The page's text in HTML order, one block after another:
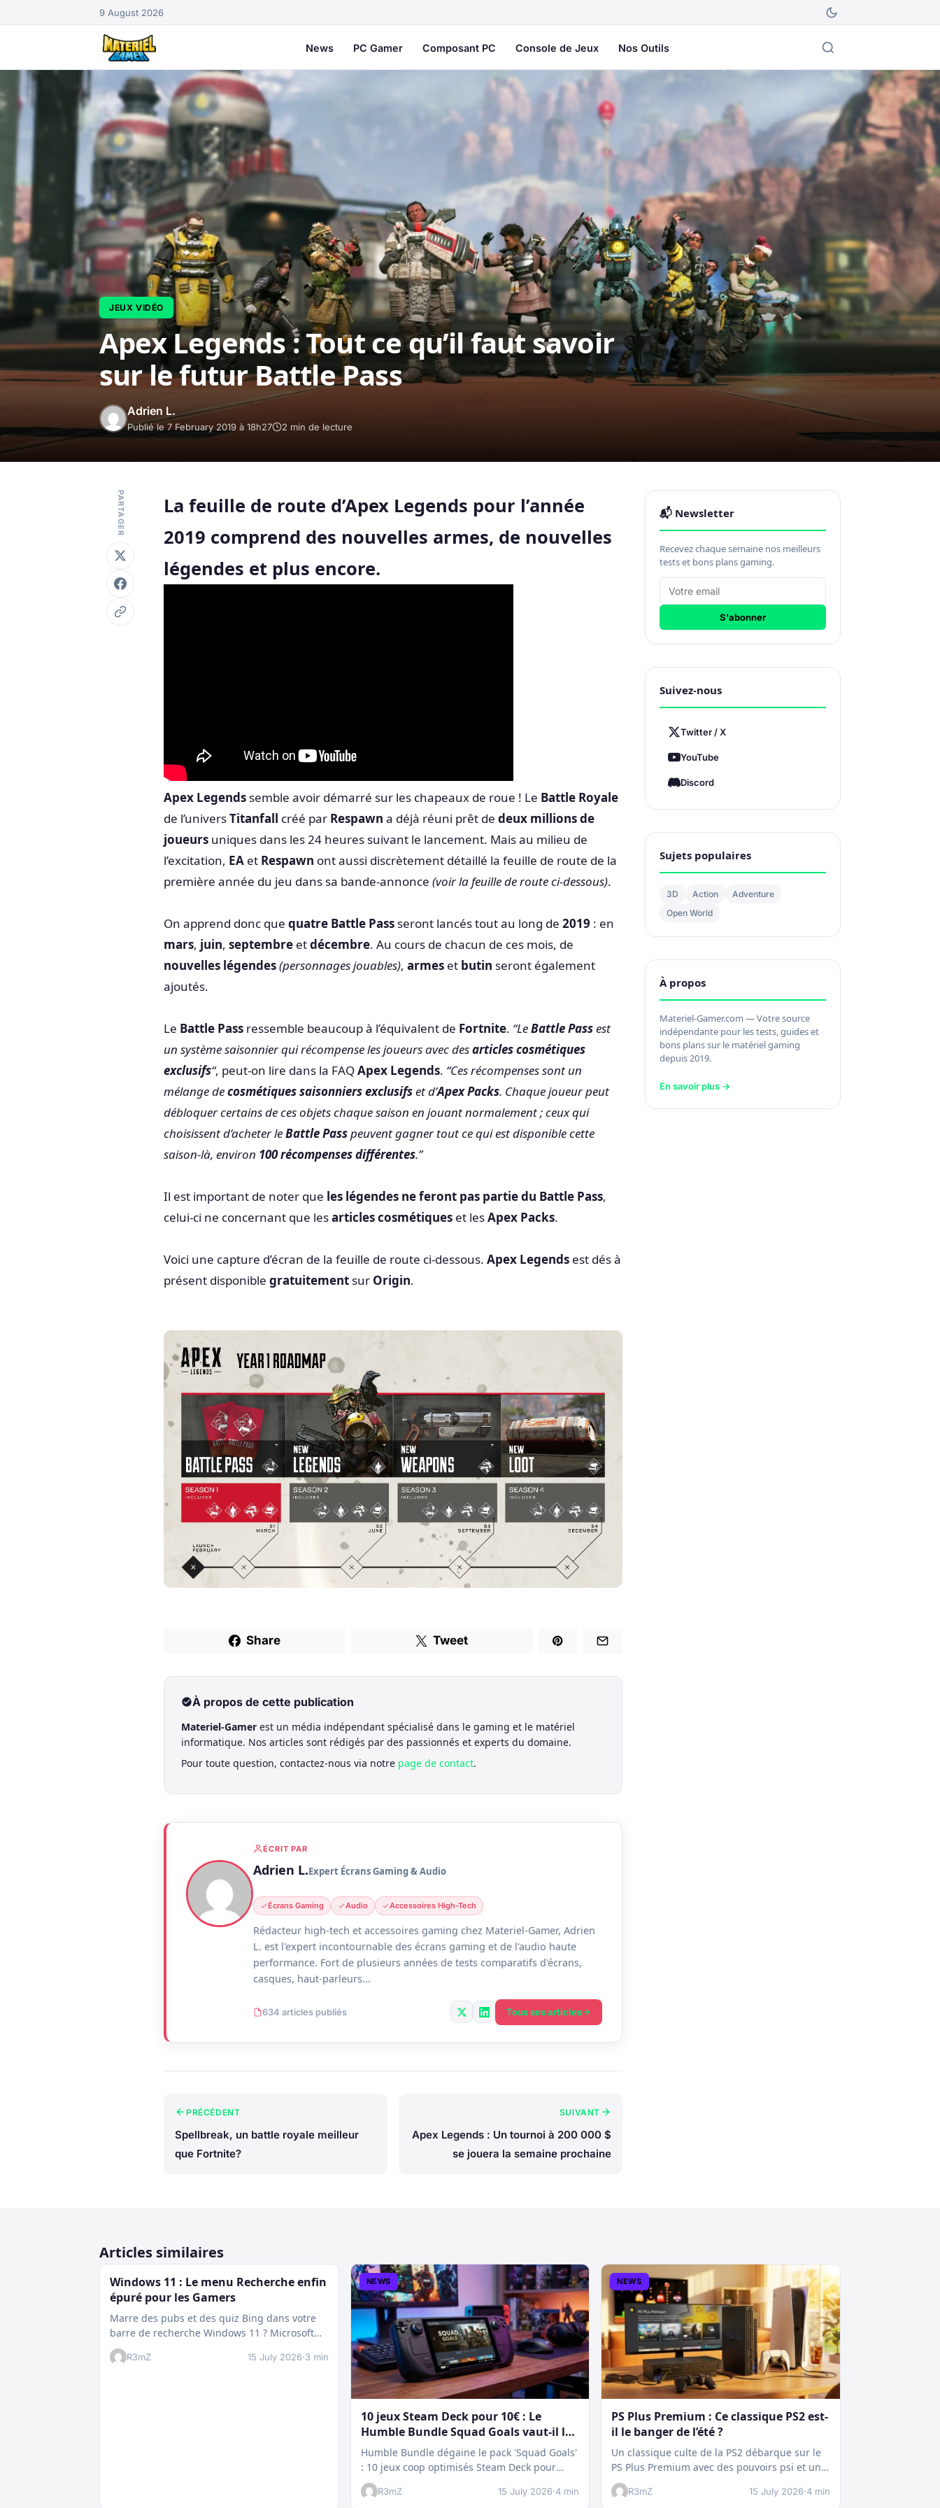
9 August 2026
News PC Gamer Composant PC Console de Jeux Nos Outils
JEUX VIDÉO
Apex Legends : Tout ce qu’il faut savoir
sur le futur Battle Pass
Adrien L.
Publié le 7 February 2019 à 18h27 2 min de lecture
PARTAGER
La feuille de route d’Apex Legends pour l’année
2019 comprend des nouvelles armes, de nouvelles
légendes et plus encore.
Apex Legends semble avoir démarré sur les chapeaux de roue ! Le Battle Royale
de l’universTitanfall créé par Respawn a déjà réuni prêt de deux millions de
joueurs uniques dans les 24 heures suivant le lancement. Mais au milieu de
l’excitation, EA et Respawn ont aussi discrètement détaillé la feuille de route de la
première année du jeu dans sa bande-annonce (voir la feuille de route ci-dessous).
On apprend donc que quatre Battle Pass seront lancés tout au long de 2019 : en
mars, juin, septembre etdécembre. Au cours de chacun de ces mois, de
nouvelles légendes(personnages jouables), armes et butin seront également
ajoutés.
Le Battle Pass ressemble beaucoup à l’équivalent de Fortnite. “LeBattle Passest
un système saisonnier qui récompense les joueurs avec desarticles cosmétiques
exclusifs“, peut-on lire dans la FAQApex Legends. “Ces récompenses sont un
mélange decosmétiques saisonniers exclusifset d’Apex Packs. Chaque joueur peut
débloquer certains de ces objets chaque saison en jouant normalement ; ceux qui
choisissent d’acheter leBattle Passpeuvent gagner tout ce qui est disponible cette
saison-là, environ 100 récompenses différentes.”
Il est important de noter que les légendes ne feront pas partie du Battle Pass,
celui-ci ne concernant que lesarticles cosmétiques et lesApex Packs.
Voici une capture d’écran de la feuille de route ci-dessous. Apex Legends est dés à
présent disponible gratuitement sur Origin.
Share Tweet
À propos de cette publication
Materiel-Gamer est un média indépendant spécialisé dans le gaming et le matériel
informatique. Nos articles sont rédigés par des passionnés et experts du domaine.
Pour toute question, contactez-nous via notre page de contact.
ÉCRIT PAR
Adrien L.Expert Écrans Gaming & Audio
Écrans Gaming Audio Accessoires High-Tech
Rédacteur high-tech et accessoires gaming chez Materiel-Gamer, Adrien
L. est l'expert incontournable des écrans gaming et de l'audio haute
performance. Fort de plusieurs années de tests comparatifs d'écrans,
casques, haut-parleurs...
634 articles publiés Tous ses articles
PRÉCÉDENT
Spellbreak, un battle royale meilleur
que Fortnite?
SUIVANT
Apex Legends : Un tournoi à 200 000 $
se jouera la semaine prochaine
📬 Newsletter
Recevez chaque semaine nos meilleurs
tests et bons plans gaming.
S'abonner
Suivez-nous
Twitter / X
YouTube
Discord
Sujets populaires
3D Action
Adventure
Open World
À propos
Materiel-Gamer.com — Votre source
indépendante pour les tests, guides et
bons plans sur le matériel gaming
depuis 2019.
En savoir plus →
Articles similaires
Windows 11 : Le menu Recherche enfin
épuré pour les Gamers
Marre des pubs et des quiz Bing dans votre
barre de recherche Windows 11 ? Microsoft
prépare enfin un nettoyage…
R3mZ 15 July 2026·3 min
NEWS
10 jeux Steam Deck pour 10€ : Le
Humble Bundle Squad Goals vaut-il le
coup ?
Humble Bundle dégaine le pack 'Squad Goals'
: 10 jeux coop optimisés Steam Deck pour
seulement 10€. Un bon plan…
R3mZ 15 July 2026·4 min
NEWS
PS Plus Premium : Ce classique PS2 est-
il le banger de l’été ?
Un classique culte de la PS2 débarque sur le
PS Plus Premium avec des pouvoirs psi et une
technique boostée.…
R3mZ 15 July 2026·4 min